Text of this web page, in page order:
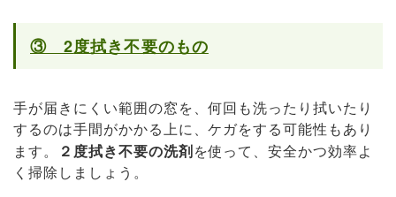
③ 2度拭き不要のもの
手が届きにくい範囲の窓を、何回も洗ったり拭いたり
するのは手間がかかる上に、ケガをする可能性もあり
ます。
２度拭き不要の洗剤を使って、安全かつ効率よ
く掃除しましょう。